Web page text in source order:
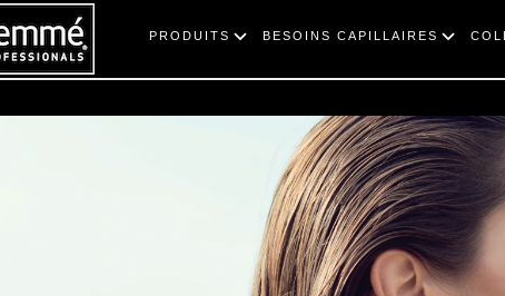
PRODUITS BESOINS CAPILLAIRES